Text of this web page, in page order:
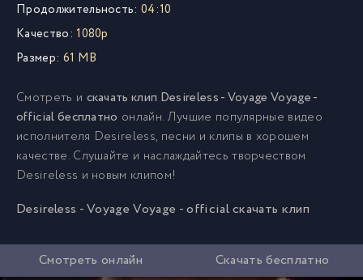
Продолжительность: 04:10
Качество: 1080p
Размер: 61 MB
Смотреть и скачать клип Desireless - Voyage Voyage -
official бесплатно онлайн. Лучшие популярные видео
исполнителя Desireless, песни и клипы в хорошем
качестве. Слушайте и наслаждайтесь творчеством
Desireless и новым клипом!
Desireless - Voyage Voyage - official скачать клип
Смотреть онлайн Скачать бесплатно